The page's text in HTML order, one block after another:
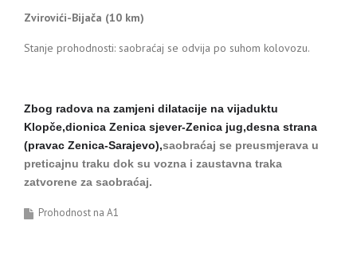
Zvirovići-Bijača (10 km)
Stanje prohodnosti: saobraćaj se odvija po suhom kolovozu.
Zbog radova na zamjeni dilatacije na vijaduktu
Klopče,dionica Zenica sjever-Zenica jug,desna strana
(pravac Zenica-Sarajevo),saobraćaj se preusmjerava u
preticajnu traku dok su vozna i zaustavna traka
zatvorene za saobraćaj.
Prohodnost na A1